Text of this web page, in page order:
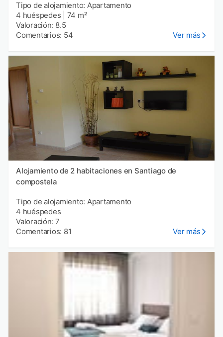
Tipo de alojamiento: Apartamento
4 huéspedes
74 m²
Valoración: 8.5
Comentarios: 54
Ver más
Alojamiento de 2 habitaciones en Santiago de
compostela
Tipo de alojamiento: Apartamento
4 huéspedes
Valoración: 7
Comentarios: 81
Ver más